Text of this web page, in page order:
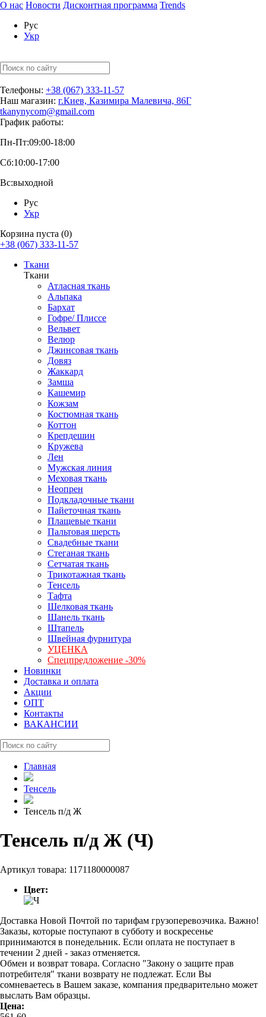
О нас Новости Дисконтная программа Trends
Рус
Укр
Телефоны: +38 (067) 333-11-57
Наш магазин: г.Киев, Казимира Малевича, 86Г
tkanynycom@gmail.com
График работы:
Пн-Пт:09:00-18:00
Сб:10:00-17:00
Вс:выходной
Рус
Укр
Корзина пуста (0)
+38 (067) 333-11-57
Ткани
Ткани
Атласная ткань
Альпака
Бархат
Гофре/ Плиссе
Вельвет
Велюр
Джинсовая ткань
Довяз
Жаккард
Замша
Кашемир
Кожзам
Костюмная ткань
Коттон
Крепдешин
Кружева
Лен
Мужская линия
Меховая ткань
Неопрен
Подкладочные ткани
Пайеточная ткань
Плащевые ткани
Пальтовая шерсть
Свадебные ткани
Стеганая ткань
Сетчатая ткань
Трикотажная ткань
Тенсель
Тафта
Шелковая ткань
Шанель ткань
Штапель
Швейная фурнитура
УЦЕНКА
Спецпредложение -30%
Новинки
Доставка и оплата
Акции
ОПТ
Контакты
ВАКАНСИИ
Главная
Тенсель
Тенсель п/д Ж
Тенсель п/д Ж (Ч)
Артикул товара: 1171180000087
Цвет:
Доставка Новой Почтой по тарифам грузоперевозчика. Важно!
Заказы, которые поступают в субботу и воскресенье
принимаются в понедельник. Если оплата не поступает в
течении 2 дней - заказ отменяется.
Обмен и возврат товара. Согласно "Закону о защите прав
потребителя" ткани возврату не подлежат. Если Вы
сомневаетесь в Вашем заказе, компания предварительно может
выслать Вам образцы.
Цена: